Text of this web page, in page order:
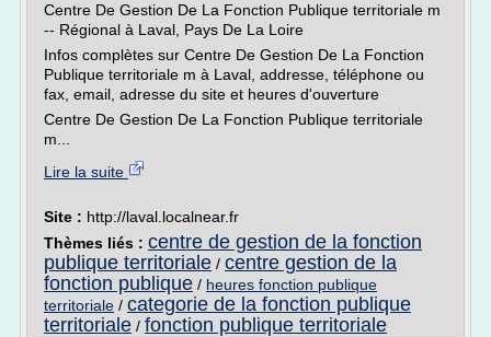
Centre De Gestion De La Fonction Publique territoriale m
-- Régional à Laval, Pays De La Loire
Infos complètes sur Centre De Gestion De La Fonction
Publique territoriale m à Laval, addresse, téléphone ou
fax, email, adresse du site et heures d'ouverture
Centre De Gestion De La Fonction Publique territoriale
m...
Lire la suite
Site : http://laval.localnear.fr
Thèmes liés : centre de gestion de la fonction
publique territoriale / centre gestion de la
fonction publique / heures fonction publique
territoriale / categorie de la fonction publique
territoriale / fonction publique territoriale